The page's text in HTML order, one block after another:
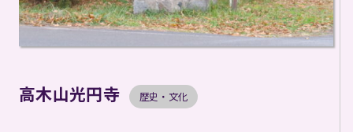
高木山光円寺 歴史・文化